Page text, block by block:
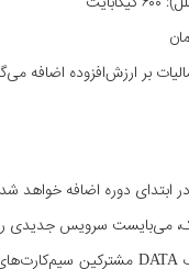
دوره اضافه خواهد
می‌بایست سرویس جدیدی